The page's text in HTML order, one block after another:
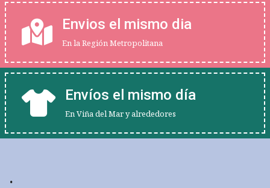
Envios el mismo dia
En la Región Metropolitana
Envíos el mismo día
En Viña del Mar y alrededores
.